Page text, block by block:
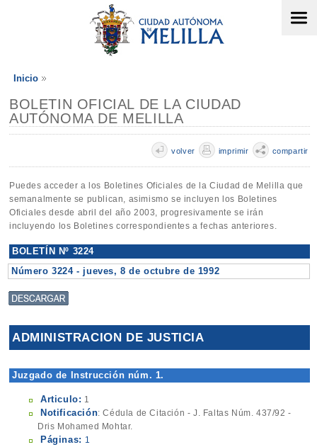
Inicio
BOLETIN OFICIAL DE LA CIUDAD
AUTÓNOMA DE MELILLA
volver imprimir compartir
Puedes acceder a los Boletines Oficiales de la Ciudad de Melilla que
semanalmente se publican, asimismo se incluyen los Boletines
Oficiales desde abril del año 2003, progresivamente se irán
incluyendo los Boletines correspondientes a fechas anteriores.
BOLETÍN Nº 3224
Número 3224 - jueves, 8 de octubre de 1992
ADMINISTRACION DE JUSTICIA
Juzgado de Instrucción núm. 1.
Articulo: 1
Notificación: Cédula de Citación - J. Faltas Núm. 437/92 -
Dris Mohamed Mohtar.
Páginas: 1